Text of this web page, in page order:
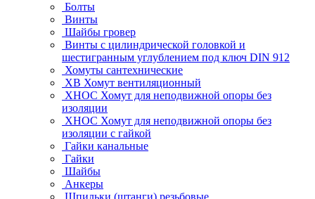
Болты
Винты
Шайбы гровер
Винты с цилиндрической головкой и
шестигранным углублением под ключ DIN 912
Хомуты сантехнические
ХВ Хомут вентиляционный
ХНОС Хомут для неподвижной опоры без
изоляции
ХНОС Хомут для неподвижной опоры без
изоляции с гайкой
Гайки канальные
Гайки
Шайбы
Анкеры
Шпильки (штанги) резьбовые